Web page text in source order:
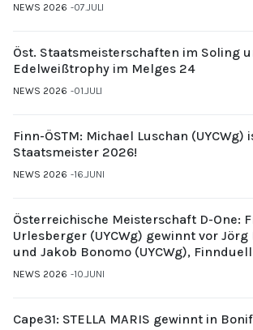
NEWS 2026 07.JULI
Öst. Staatsmeisterschaften im Soling
Edelweißtrophy im Melges 24
NEWS 2026 01.JULI
Finn-ÖSTM: Michael Luschan (UYCWg)
Staatsmeister 2026!
NEWS 2026 16.JUNI
Österreichische Meisterschaft D-One:
Urlesberger (UYCWg) gewinnt vor Jörg
und Jakob Bonomo (UYCWg),
Gubi (UYCMo)
NEWS 2026 10.JUNI
Cape31: STELLA MARIS gewinnt in